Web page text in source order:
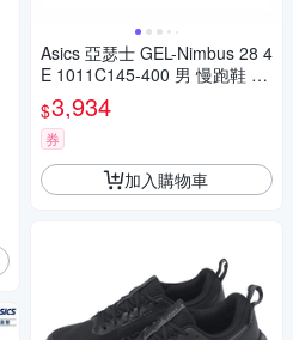
Asics 亞瑟士 GEL-Nimbus 28 4
E 1011C145-400 男 慢跑鞋 超
寬楦 跑鞋 路跑 綠
$3,934
券
加入購物車